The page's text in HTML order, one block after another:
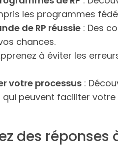
les programmes
de RP réussie : Des
chances.
à éviter les
votre processus :
peuvent faciliter
des réponses